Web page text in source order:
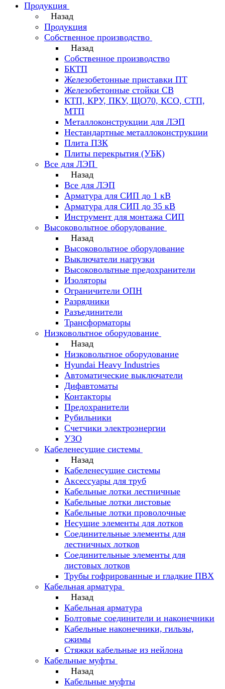
Продукция
Назад
Продукция
Собственное производство
Назад
Собственное производство
БКТП
Железобетонные приставки ПТ
Железобетонные стойки СВ
КТП, КРУ, ПКУ, ЩО70, КСО, СТП,
МТП
Металлоконструкции для ЛЭП
Нестандартные металлоконструкции
Плита ПЗК
Плиты перекрытия (УБК)
Все для ЛЭП
Назад
Все для ЛЭП
Арматура для СИП до 1 кВ
Арматура для СИП до 35 кВ
Инструмент для монтажа СИП
Высоковольтное оборудование
Назад
Высоковольтное оборудование
Выключатели нагрузки
Высоковольтные предохранители
Изоляторы
Ограничители ОПН
Разрядники
Разъединители
Трансформаторы
Низковольтное оборудование
Назад
Низковольтное оборудование
Hyundai Heavy Industries
Автоматические выключатели
Дифавтоматы
Контакторы
Предохранители
Рубильники
Счетчики электроэнергии
УЗО
Кабеленесущие системы
Назад
Кабеленесущие системы
Аксессуары для труб
Кабельные лотки лестничные
Кабельные лотки листовые
Кабельные лотки проволочные
Несущие элементы для лотков
Соединительные элементы для
лестничных лотков
Соединительные элементы для
листовых лотков
Трубы гофрированные и гладкие ПВХ
Кабельная арматура
Назад
Кабельная арматура
Болтовые соединители и наконечники
Кабельные наконечники, гильзы,
сжимы
Стяжки кабельные из нейлона
Кабельные муфты
Назад
Кабельные муфты